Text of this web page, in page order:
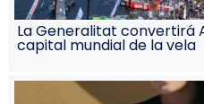
La Generalitat convertirá
capital mundial de la vela